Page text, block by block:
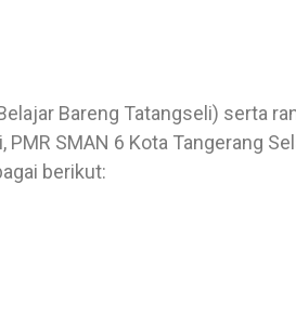
Bareng Tatangseli) serta
SMAN 6 Kota Tangerang
berikut: